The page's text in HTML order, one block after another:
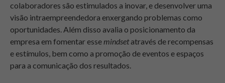
colaboradores são estimulados a inovar, e desenvolver uma
visão intraempreendedora enxergando problemas como
oportunidades. Além disso avalia o posicionamento da
empresa em fomentar esse mindsetatravés de recompensas
e estímulos, bem como a promoção de eventos e espaços
para a comunicação dos resultados.